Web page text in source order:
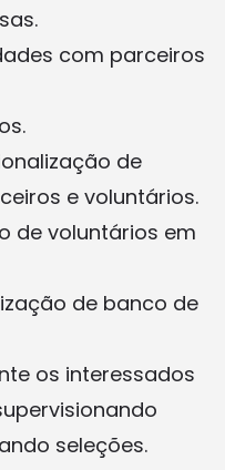
com parceiros
de
e voluntários.
de voluntários em
de banco de
os interessados
seleções.